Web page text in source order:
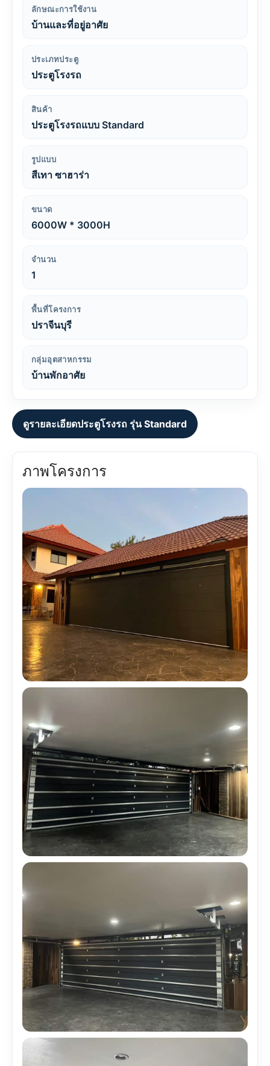
ลักษณะการใช้งาน
บ้านและที่อยู่อาศัย
ประเภทประตู
ประตูโรงรถ
สินค้า
ประตูโรงรถแบบ Standard
รูปแบบ
สีเทา ซาฮาร่า
ขนาด
6000W * 3000H
จำนวน
1
พื้นที่โครงการ
ปราจีนบุรี
กลุ่มอุตสาหกรรม
บ้านพักอาศัย
ดูรายละเอียดประตูโรงรถ รุ่น Standard
ภาพโครงการ